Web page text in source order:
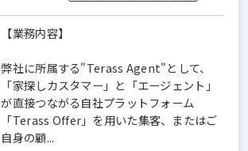
【業務内容】
弊社に所属する"Terass Agent"として、
「家探しカスタマー」と「エージェント」
が直接つながる自社プラットフォーム
「Terass Offer」を用いた集客、またはご
自身の顧...